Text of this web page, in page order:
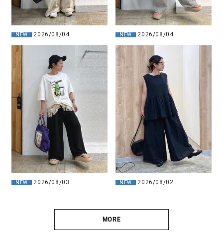
NEW 2026/08/04 NEW 2026/08/04
NEW 2026/08/03 NEW 2026/08/02
MORE